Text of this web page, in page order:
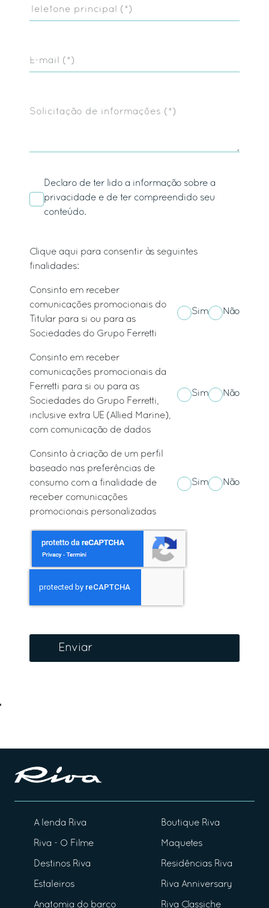
Telefone principal (*)
E-mail (*)
Solicitação de informações (*)
Declaro de ter lido a informação sobre a
privacidade e de ter compreendido seu
conteúdo.
Clique aqui para consentir às seguintes
finalidades:
Consinto em receber
comunicações promocionais do
Titular para si ou para as
Sociedades do Grupo Ferretti
Sim Não
Consinto em receber
comunicações promocionais da
Ferretti para si ou para as
Sociedades do Grupo Ferretti,
inclusive extra UE (Allied Marine),
com comunicação de dados
Sim Não
Consinto à criação de um perfil
baseado nas preferências de
consumo com a finalidade de
receber comunicações
promocionais personalizadas
Sim Não
Enviar
A lenda Riva
Riva - O Filme
Destinos Riva
Estaleiros
Anatomia do barco
Boutique Riva
Maquetes
Residências Riva
Riva Anniversary
Riva Classiche